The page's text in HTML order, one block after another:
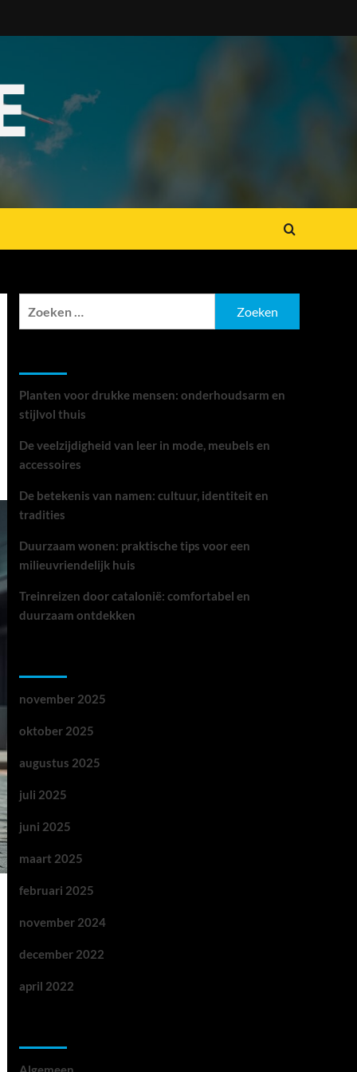
Planten voor drukke mensen: onderhoudsarm en
stijlvol thuis
De veelzijdigheid van leer in mode, meubels en
accessoires
De betekenis van namen: cultuur, identiteit en
tradities
Duurzaam wonen: praktische tips voor een
milieuvriendelijk huis
Treinreizen door catalonië: comfortabel en
duurzaam ontdekken
november 2025
oktober 2025
augustus 2025
juli 2025
juni 2025
maart 2025
februari 2025
november 2024
december 2022
april 2022